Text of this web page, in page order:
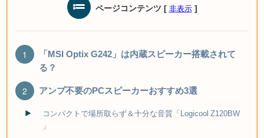
ページコンテンツ [ 非表示 ]
「MSI Optix G242」は内蔵スピーカー搭載されて
る？
アンプ不要のPCスピーカーおすすめ3選
コンパクトで場所取らず＆十分な音質「Logicool Z120BW
」